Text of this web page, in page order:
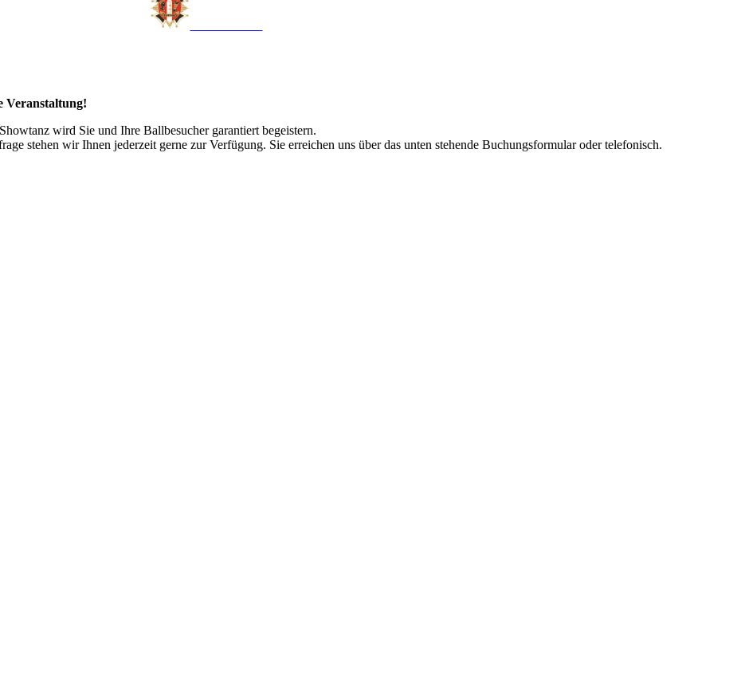
Veranstaltung!
wird Sie und Ihre Ballbesucher garantiert begeistern.
stehen wir Ihnen jederzeit gerne zur Verfügung. Sie erreichen uns über das unten stehende Buchungsformular oder telefonisch.